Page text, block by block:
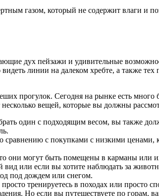
газом, который не содержит влаги и
дух пейзажи и удивительные
линии на далеком хребте, а также
прогулок. Сегодня на рынке есть много
вещей, которые вы должны
один с подходящим весом, вы также
сравнению с покупками с низкими ценами,
они могут быть помещены в карманы или
или если вы хотите наблюдать за
под дождем или снегом.
тренируетесь в походах или просто
Но если вы путешествуете по горам,